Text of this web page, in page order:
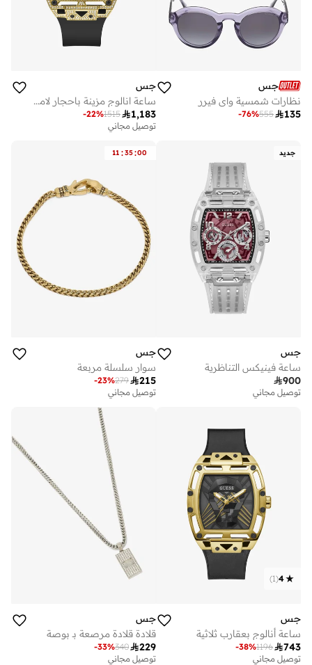
جس
نظارات شمسية واي فيرر
135
555
-76%
جس
ساعة انالوج مزينة باحجار لامعة
1,183
1515
-22%
توصيل مجاني
جديد
جس
ساعة فينيكس التناظرية
900
توصيل مجاني
11 :35:00
جس
سوار سلسلة مربعة
215
279
-23%
توصيل مجاني
4
(
1
)
جس
ساعة أنالوج بعقارب ثلاثية
743
1196
-38%
توصيل مجاني
جس
قلادة قلادة مرصعة بـ بوصة
229
340
-33%
توصيل مجاني